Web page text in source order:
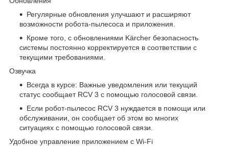
Регулярные обновления улучшают и расширяют
возможности робота-пылесоса и приложения.
Кроме того, с обновлениями Kärcher безопасность
системы постоянно корректируется в соответствии с
текущими требованиями.
Озвучка
Всегда в курсе: Важные уведомления или текущий
статус сообщает RCV 3 с помощью голосовой связи.
Если робот-пылесос RCV 3 нуждается в помощи или
обслуживании, он сообщает об этом во многих
ситуациях с помощью голосовой связи.
Удобное управление приложением с Wi-Fi